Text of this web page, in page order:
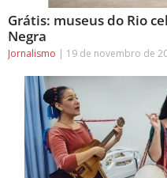
Grátis: museus do Rio
Negra
Jornalismo 19 de novembro de